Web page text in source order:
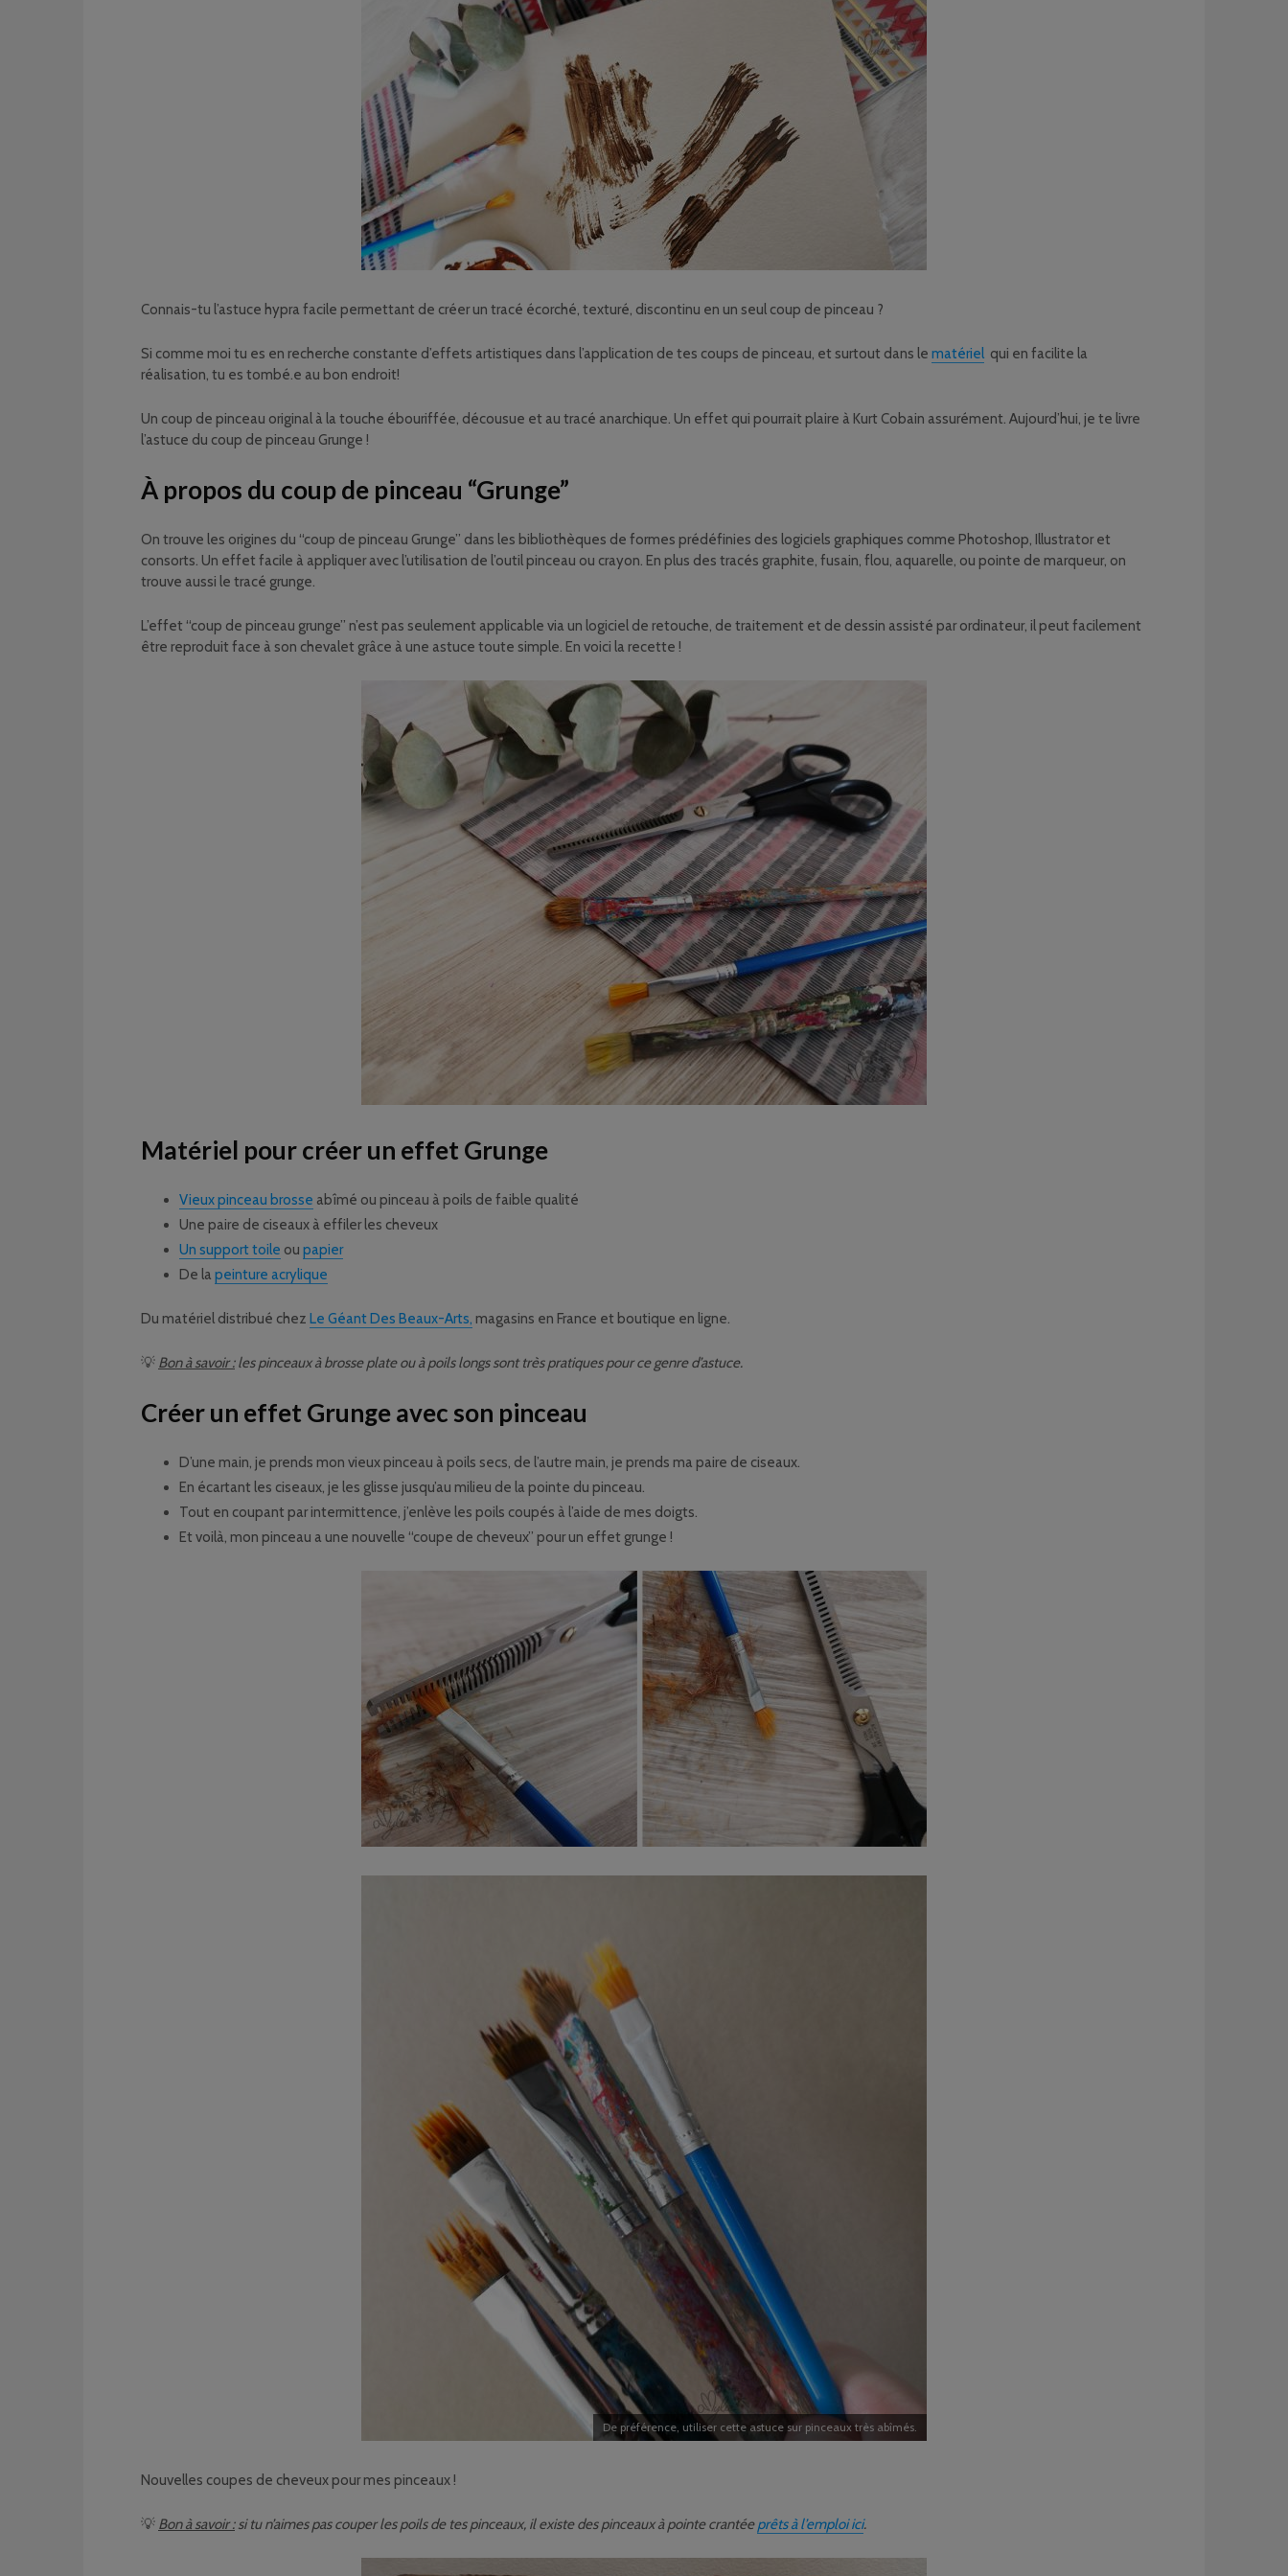
Connais-tu l’astuce hypra facile permettant de créer un tracé écorché, texturé, discontinu en un seul coup de pinceau ?
Si comme moi tu es en recherche constante d’effets artistiques dans l’application de tes coups de pinceau, et surtout dans le matériel qui en facilite la
réalisation, tu es tombé.e au bon endroit!
Un coup de pinceau original à la touche ébouriffée, décousue et au tracé anarchique. Un effet qui pourrait plaire à Kurt Cobain assurément. Aujourd’hui, je te livre
l’astuce du coup de pinceau Grunge !
À propos du coup de pinceau “Grunge”
On trouve les origines du “coup de pinceau Grunge” dans les bibliothèques de formes prédéfinies des logiciels graphiques comme Photoshop, Illustrator et
consorts. Un effet facile à appliquer avec l’utilisation de l’outil pinceau ou crayon. En plus des tracés graphite, fusain, flou, aquarelle, ou pointe de marqueur, on
trouve aussi le tracé grunge.
L’effet “coup de pinceau grunge” n’est pas seulement applicable via un logiciel de retouche, de traitement et de dessin assisté par ordinateur, il peut facilement
être reproduit face à son chevalet grâce à une astuce toute simple. En voici la recette !
Matériel pour créer un effet Grunge
Vieux pinceau brosse abîmé ou pinceau à poils de faible qualité
Une paire de ciseaux à effiler les cheveux
Un support toile ou papier
De la peinture acrylique
Du matériel distribué chez Le Géant Des Beaux-Arts, magasins en France et boutique en ligne.
💡 Bon à savoir :les pinceaux à brosse plate ou à poils longs sont très pratiques pour ce genre d’astuce.
Créer un effet Grunge avec son pinceau
D’une main, je prends mon vieux pinceau à poils secs, de l’autre main, je prends ma paire de ciseaux.
En écartant les ciseaux, je les glisse jusqu’au milieu de la pointe du pinceau.
Tout en coupant par intermittence, j’enlève les poils coupés à l’aide de mes doigts.
Et voilà, mon pinceau a une nouvelle “coupe de cheveux” pour un effet grunge !
De préférence, utiliser cette astuce sur pinceaux très abîmés.
Nouvelles coupes de cheveux pour mes pinceaux !
💡 Bon à savoir :si tu n’aimes pas couper les poils de tes pinceaux, il existe des pinceaux à pointe crantéeprêts à l’emploi ici.